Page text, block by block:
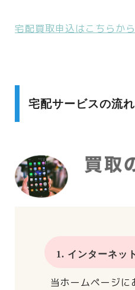
宅配買取申込はこちらから
宅配サービスの流れ
1. インターネッ
当ホームページに